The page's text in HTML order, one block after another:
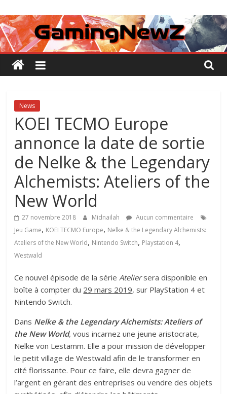
au
contenu
GamingNewZ
Tests
et
Actu
des
vidéo
News
KOEI TECMO Europe
annonce la date de sortie
de Nelke & the Legendary
Alchemists: Ateliers of the
New World
27 novembre 2018 Midnailah
Aucun commentaire
Jeu Game, KOEI TECMO Europe, Nelke & the Legendary Alchemists:
Ateliers of the New World, Nintendo Switch, Playstation 4,
Westwald
Ce nouvel épisode de la série Ateliersera disponible en
boîte à compter du 29 mars 2019, sur PlayStation 4 et
Nintendo Switch.
Dans Nelke & the Legendary Alchemists: Ateliers of
the New World, vous incarnez une jeune aristocrate,
Nelke von Lestamm. Elle a pour mission de développer
le petit village de Westwald afin de le transformer en
cité florissante. Pour ce faire, elle devra gagner de
l’argent en gérant des entreprises ou vendre des objets